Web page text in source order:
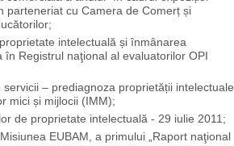
parteneriat cu Camera de Comerț și
intelectuală și înmâ­narea
Registrul naţional al evaluatorilor OPI
– prediagnoza proprietății intelectuale
mici și mijlocii (IMM);
de proprietate intelectuală - 29 iulie 2011;
EUBAM, a primului „Raport naţional